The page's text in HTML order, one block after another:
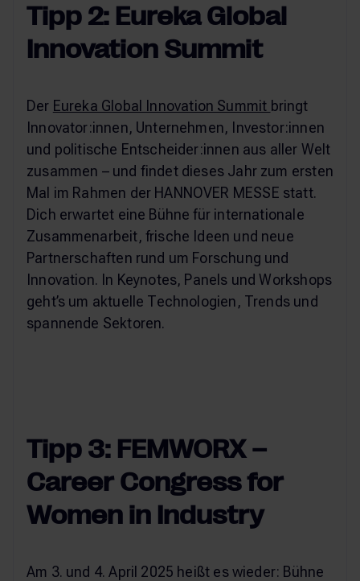
Tipp 2: Eureka Global
Innovation Summit
Der Eureka Global Innovation Summit bringt
Innovator:innen, Unternehmen, Investor:innen
und politische Entscheider:innen aus aller Welt
zusammen – und findet dieses Jahr zum ersten
Mal im Rahmen der HANNOVER MESSE statt.
Dich erwartet eine Bühne für internationale
Zusammenarbeit, frische Ideen und neue
Partnerschaften rund um Forschung und
Innovation. In Keynotes, Panels und Workshops
geht’s um aktuelle Technologien, Trends und
spannende Sektoren.
Tipp 3: FEMWORX –
Career Congress for
Women in Industry
Am 3. und 4. April 2025 heißt es wieder: Bühne